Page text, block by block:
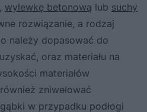
, wylewkę betonową lub suchy
rozwiązanie, a rodzaj
należy dopasować do
oraz materiału na
materiałów
zniwelować
w przypadku podłogi